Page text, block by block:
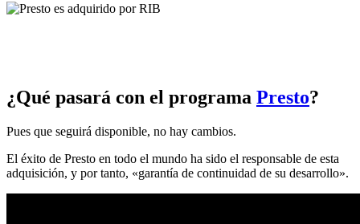
¿Qué pasará con el programa Presto?
Pues que seguirá disponible, no hay cambios.
El éxito de Presto en todo el mundo ha sido el responsable de esta
adquisición, y por tanto, «garantía de continuidad de su desarrollo».